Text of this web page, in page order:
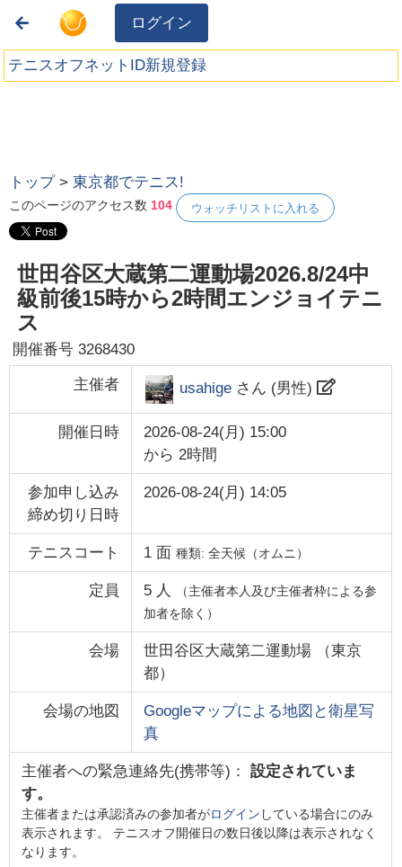
ログイン
テニスオフネットID新規登録
トップ >東京都でテニス!
このページのアクセス数 104 ウォッチリストに入れる
世田谷区大蔵第二運動場2026.8/24中
級前後15時から2時間エンジョイテニ
ス
開催番号3268430
主催者 usahigeさん (男性)
開催日時
2026-08-24(月) 15:00
から 2時間
参加申し込み
締め切り日時
2026-08-24(月) 14:05
テニスコート 1面 種類: 全天候（オムニ）
定員 5 人
（主催者本人及び主催者枠による参
加者を除く）
会場 世田谷区大蔵第二運動場（東京
都）
会場の地図
Googleマップによる地図と衛星写
真
主催者への緊急連絡先(携帯等)： 設定されていま
す。
主催者または承認済みの参加者がログイン している場合にのみ
表示されます。 テニスオフ開催日の数日後以降は表示されなく
なります。